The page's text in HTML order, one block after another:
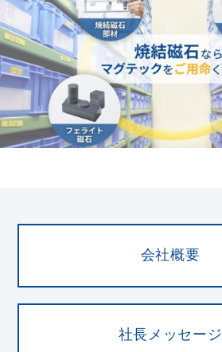
会社概要
社長メッセージ